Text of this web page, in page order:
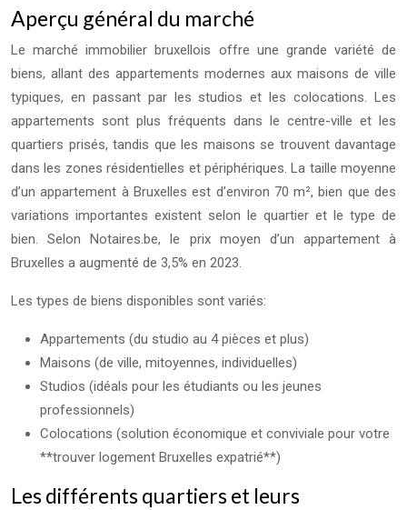
Aperçu général du marché
Le marché immobilier bruxellois offre une grande variété de
biens, allant des appartements modernes aux maisons de ville
typiques, en passant par les studios et les colocations. Les
appartements sont plus fréquents dans le centre-ville et les
quartiers prisés, tandis que les maisons se trouvent davantage
dans les zones résidentielles et périphériques. La taille moyenne
d’un appartement à Bruxelles est d’environ 70 m², bien que des
variations importantes existent selon le quartier et le type de
bien. Selon Notaires.be, le prix moyen d’un appartement à
Bruxelles a augmenté de 3,5% en 2023.
Les types de biens disponibles sont variés:
Appartements (du studio au 4 pièces et plus)
Maisons (de ville, mitoyennes, individuelles)
Studios (idéals pour les étudiants ou les jeunes
professionnels)
Colocations (solution économique et conviviale pour votre
**trouver logement Bruxelles expatrié**)
Les différents quartiers et leurs